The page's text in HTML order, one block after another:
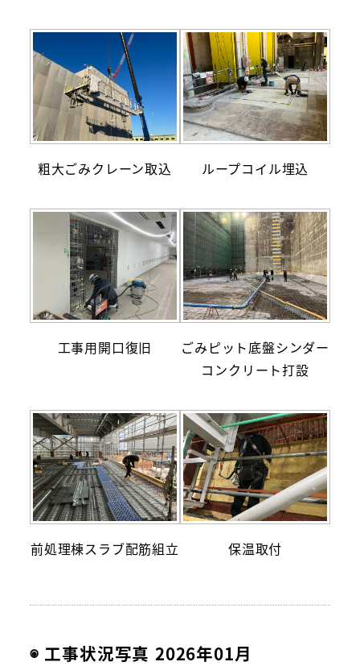
粗大ごみクレーン取込 ループコイル埋込
工事用開口復旧
ごみピット底盤シンダー
コンクリート打設
前処理棟スラブ配筋組立 保温取付
◉ 工事状況写真 2026年01月